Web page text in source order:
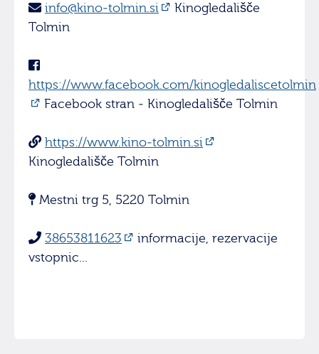
info@kino-tolmin.si
Kinogledališče
Tolmin
https://www.facebook.com/kinogledaliscetolmin
Facebook stran - Kinogledališče Tolmin
https://www.kino-tolmin.si
Kinogledališče Tolmin
Mestni trg 5, 5220 Tolmin
38653811623
informacije, rezervacije
vstopnic...